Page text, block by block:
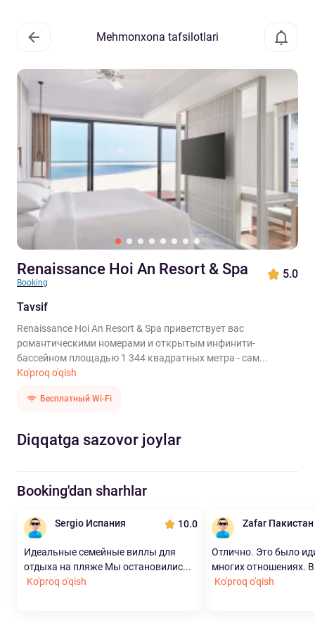
Mehmonxona tafsilotlari
Renaissance Hoi An Resort & Spa
Booking
5.0
Tavsif
Renaissance Hoi An Resort & Spa приветствует вас
романтическими номерами и открытым инфинити-
бассейном площадью 1 344 квадратных метра - сам...
Ko'proq o'qish
Бесплатный Wi-Fi
Diqqatga sazovor joylar
Booking'dan sharhlar
Sergio Испания 10.0
Идеальные семейные виллы для
отдыха на пляже Мы остановилис...
Ko'proq o'qish
Zafar Пакистан
Отлично. Это было
многих отношениях.
Ko'proq o'qish